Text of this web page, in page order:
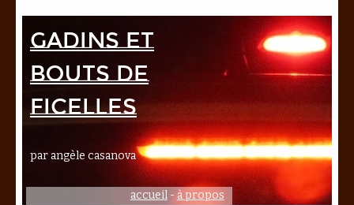
Gadins et
bouts de
ficelles
par angèle casanova
accueil-à propos